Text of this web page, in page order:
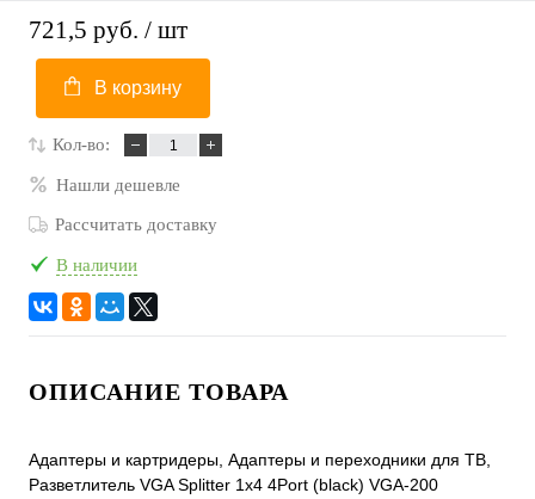
721,5 руб. / шт
В корзину
Кол-во:
Нашли дешевле
Рассчитать доставку
В наличии
ОПИСАНИЕ ТОВАРА
Адаптеры и картридеры, Адаптеры и переходники для ТВ,
Разветлитель VGA Splitter 1x4 4Port (black) VGA-200